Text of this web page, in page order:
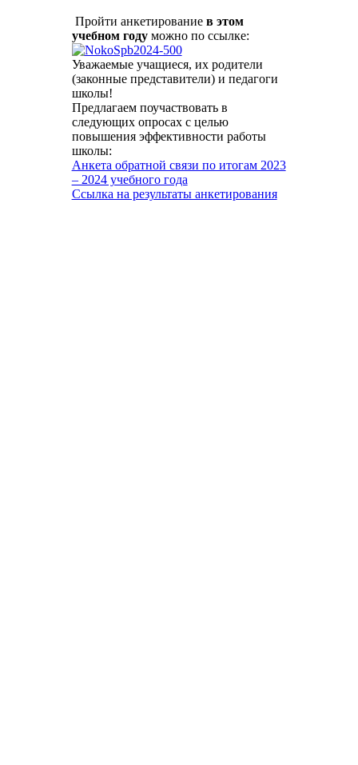
Пройти анкетированиев этом
учебном годуможно по ссылке:
Уважаемые учащиеся, их родители
(законные представители) и педагоги
школы!
Предлагаем поучаствовать в
следующих опросах с целью
повышения эффективности работы
школы:
Анкета обратной связи по итогам 2023
– 2024 учебного года
Ссылка на результаты анкетирования